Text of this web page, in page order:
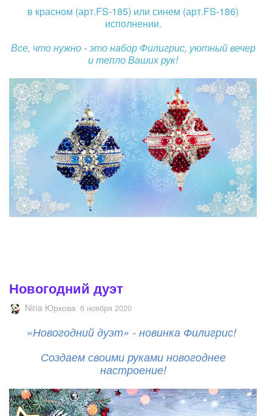
в красном (арт.FS-185) или синем (арт.FS-186)
исполнении.
Все, что нужно - это набор Филигрис, уютный вечер
и тепло Ваших рук!
Новогодний дуэт
Nina Юркова 6 ноября 2020
«Новогодний дуэт» - новинка Филигрис!
Создаем своими руками новогоднее
настроение!